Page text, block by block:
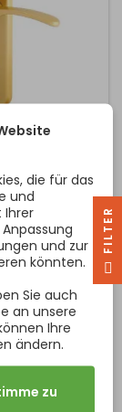
Türbeschlag für
- ovaler
Lackierte
Teilung 90 mm.
mit dem Schild
Ohne
und
Die
von oben
geschraubt.
die Montage
Lieferumfang
Einsatzklasse
ist je nach
€
die für das
und
Ihrer
und zur
könnten.
Sie auch
an unsere
Ihre
ändern.
zu
R